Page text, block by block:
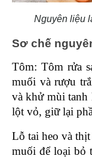
Nguyên liệu
Sơ chế
Tôm: Tôm rửa
muối và rượu
và khử mùi tanh
lột vỏ, giữ lại
Lỗ tai heo và
muối để loại bỏ